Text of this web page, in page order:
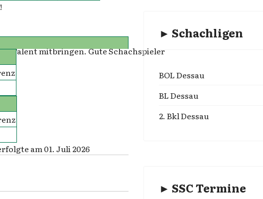
Talent mitbringen. Gute Schachspieler
am 01. Juli 2026
► Schachligen
BOL Dessau
BL Dessau
2. Bkl Dessau
► SSC Termine